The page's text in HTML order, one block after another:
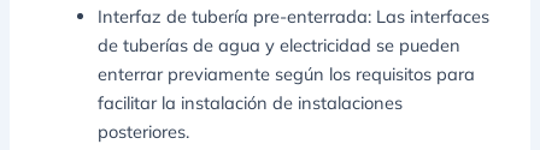
Interfaz de tubería pre-enterrada: Las interfaces
de tuberías de agua y electricidad se pueden
enterrar previamente según los requisitos para
facilitar la instalación de instalaciones
posteriores.